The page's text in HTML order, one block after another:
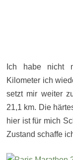
Ich habe nicht
Kilometer ich
setzt mir weiter
21,1 km. Die
hier ist für mich
Zustand schaffe